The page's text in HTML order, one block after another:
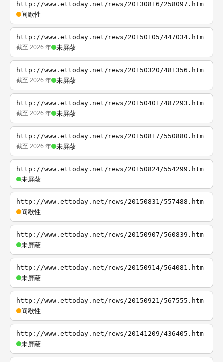
http://www.ettoday.net/news/20130816/258097.htm
间歇性
http://www.ettoday.net/news/20150105/447034.htm
截至 2026 年 未屏蔽
http://www.ettoday.net/news/20150320/481356.htm
截至 2026 年 未屏蔽
http://www.ettoday.net/news/20150401/487293.htm
截至 2026 年 未屏蔽
http://www.ettoday.net/news/20150817/550880.htm
截至 2026 年 未屏蔽
http://www.ettoday.net/news/20150824/554299.htm
未屏蔽
http://www.ettoday.net/news/20150831/557488.htm
间歇性
http://www.ettoday.net/news/20150907/560839.htm
未屏蔽
http://www.ettoday.net/news/20150914/564081.htm
未屏蔽
http://www.ettoday.net/news/20150921/567555.htm
间歇性
http://www.ettoday.net/news/20141209/436405.htm
未屏蔽